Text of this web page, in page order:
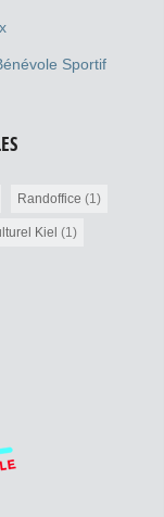
Sportif
Randoffice (1)
Kiel (1)